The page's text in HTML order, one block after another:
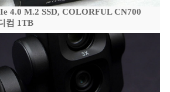
4.0 M.2 SSD, COLORFUL CN700
컴 1TB